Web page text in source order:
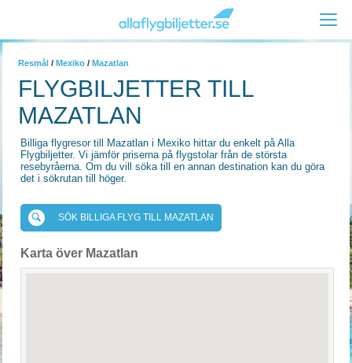
Resmål / Mexiko / Mazatlan
FLYGBILJETTER TILL
MAZATLAN
Billiga flygresor till Mazatlan i Mexiko hittar du enkelt på Alla
Flygbiljetter. Vi jämför priserna på flygstolar från de största
resebyråerna. Om du vill söka till en annan destination kan du göra
det i sökrutan till höger.
SÖK BILLIGA FLYG TILL MAZATLAN
Karta över Mazatlan